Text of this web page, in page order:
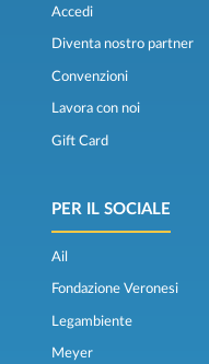
Accedi
Diventa nostro partner
Convenzioni
Lavora con noi
Gift Card
PER IL SOCIALE
Ail
Fondazione Veronesi
Legambiente
Meyer